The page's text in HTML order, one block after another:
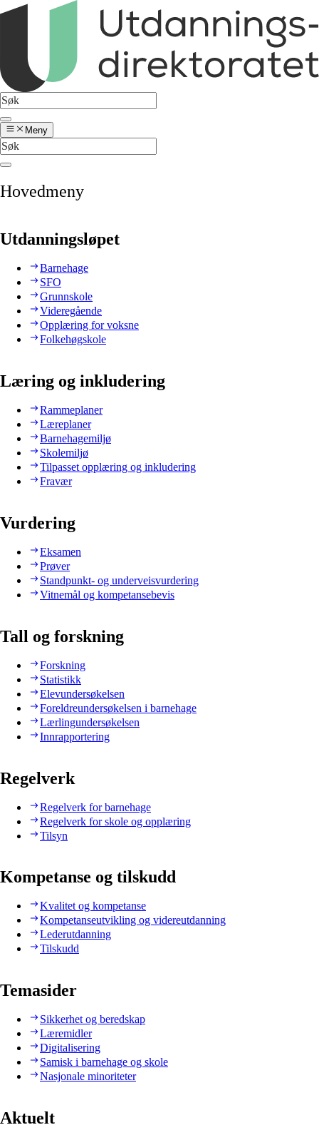
Meny
Hovedmeny
Utdanningsløpet
Barnehage
SFO
Grunnskole
Videregående
Opplæring for voksne
Folkehøgskole
Læring og inkludering
Rammeplaner
Læreplaner
Barnehagemiljø
Skolemiljø
Tilpasset opplæring og inkludering
Fravær
Vurdering
Eksamen
Prøver
Standpunkt- og underveisvurdering
Vitnemål og kompetansebevis
Tall og forskning
Forskning
Statistikk
Elevundersøkelsen
Foreldreundersøkelsen i barnehage
Lærlingundersøkelsen
Innrapportering
Regelverk
Regelverk for barnehage
Regelverk for skole og opplæring
Tilsyn
Kompetanse og tilskudd
Kvalitet og kompetanse
Kompetanseutvikling og videreutdanning
Lederutdanning
Tilskudd
Temasider
Sikkerhet og beredskap
Læremidler
Digitalisering
Samisk i barnehage og skole
Nasjonale minoriteter
Aktuelt